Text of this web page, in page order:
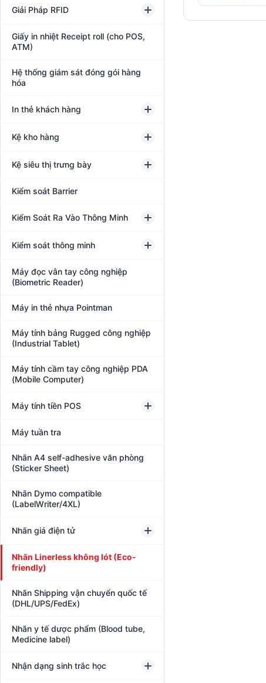
Giải Pháp RFID
Giấy in nhiệt Receipt roll (cho POS,
ATM)
Hệ thống giám sát đóng gói hàng
hóa
In thẻ khách hàng
Kệ kho hàng
Kệ siêu thị trưng bày
Kiểm soát Barrier
Kiểm Soát Ra Vào Thông Minh
Kiểm soát thông minh
Máy đọc vân tay công nghiệp
(Biometric Reader)
Máy in thẻ nhựa Pointman
Máy tính bảng Rugged công nghiệp
(Industrial Tablet)
Máy tính cầm tay công nghiệp PDA
(Mobile Computer)
Máy tính tiền POS
Máy tuần tra
Nhãn A4 self-adhesive văn phòng
(Sticker Sheet)
Nhãn Dymo compatible
(LabelWriter/4XL)
Nhãn giá điện tử
Nhãn Linerless không lót (Eco-
friendly)
Nhãn Shipping vận chuyển quốc tế
(DHL/UPS/FedEx)
Nhãn y tế dược phẩm (Blood tube,
Medicine label)
Nhận dạng sinh trắc học